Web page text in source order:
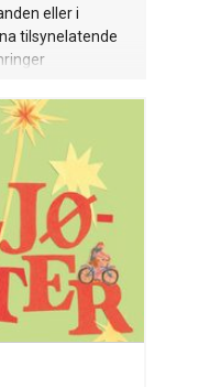
eller i
tilsynelatende